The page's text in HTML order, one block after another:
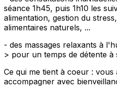
séance 1h45, puis 1h10 les
alimentation, gestion du
alimentaires naturels, ...
- des massages relaxants à
> pour un temps de détente à
Ce qui me tient à coeur : vous
accompagner avec